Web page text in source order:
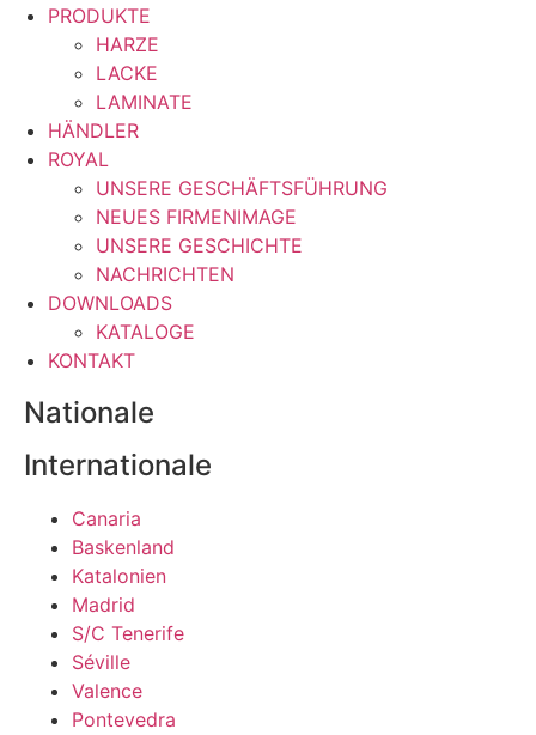
PRODUKTE
HARZE
LACKE
LAMINATE
HÄNDLER
ROYAL
UNSERE GESCHÄFTSFÜHRUNG
NEUES FIRMENIMAGE
UNSERE GESCHICHTE
NACHRICHTEN
DOWNLOADS
KATALOGE
KONTAKT
Nationale
Internationale
Canaria
Baskenland
Katalonien
Madrid
S/C Tenerife
Séville
Valence
Pontevedra